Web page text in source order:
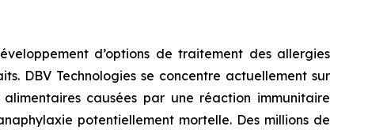
d’options de traitement des allergies
DBV Technologies se concentre actuellement sur
causées par une réaction immunitaire
potentiellement mortelle. Des millions de